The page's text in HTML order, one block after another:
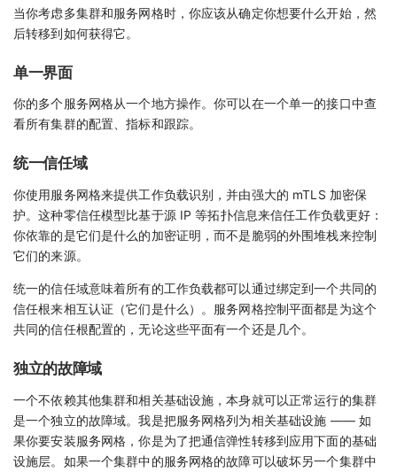
当你考虑多集群和服务网格时，你应该从确定你想要什么开始，然
后转移到如何获得它。
单一界面
你的多个服务网格从一个地方操作。你可以在一个单一的接口中查
看所有集群的配置、指标和跟踪。
统一信任域
你使用服务网格来提供工作负载识别，并由强大的 mTLS 加密保
护。这种零信任模型比基于源 IP 等拓扑信息来信任工作负载更好：
你依靠的是它们是什么的加密证明，而不是脆弱的外围堆栈来控制
它们的来源。
统一的信任域意味着所有的工作负载都可以通过绑定到一个共同的
信任根来相互认证（它们是什么）。服务网格控制平面都是为这个
共同的信任根配置的，无论这些平面有一个还是几个。
独立的故障域
一个不依赖其他集群和相关基础设施，本身就可以正常运行的集群
是一个独立的故障域。我是把服务网格列为相关基础设施 —— 如
果你要安装服务网格，你是为了把通信弹性转移到应用下面的基础
设施层。如果一个集群中的服务网格的故障可以破坏另一个集群中